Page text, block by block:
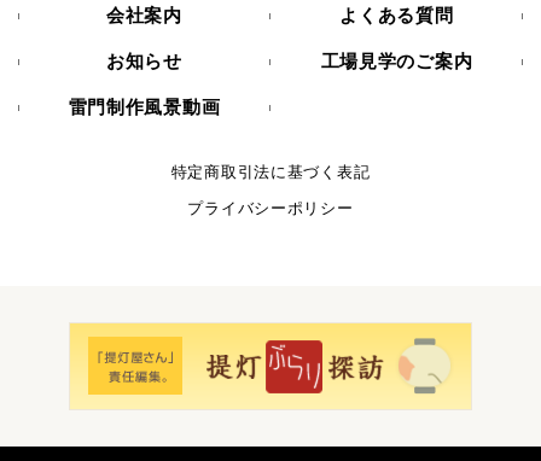
会社案内 よくある質問
お知らせ 工場見学のご案内
雷門制作風景動画
特定商取引法に基づく表記
プライバシーポリシー